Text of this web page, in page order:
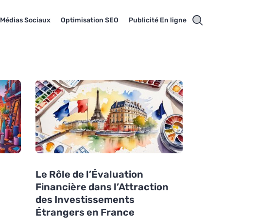
Médias Sociaux Optimisation SEO Publicité En ligne
Le Rôle de l’Évaluation
Financière dans l’Attraction
des Investissements
Étrangers en France